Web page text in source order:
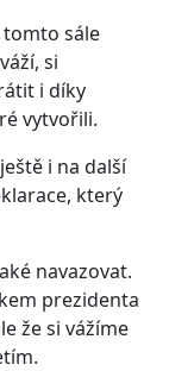
tomto sále
si
i díky
vytvořili.
i na další
který
navazovat.
prezidenta
že si vážíme